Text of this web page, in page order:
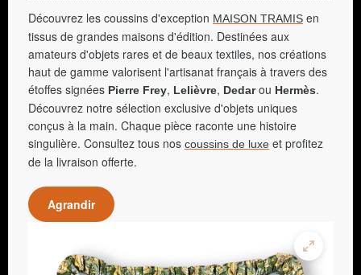
Découvrez les coussins d'exception MAISON TRAMIS en
tissus de grandes maisons d'édition. Destinées aux
amateurs d'objets rares et de beaux textiles, nos créations
haut de gamme valorisent l'artisanat français à travers des
étoffes signées Pierre Frey, Lelièvre, Dedarou Hermès.
Découvrez notre sélection exclusive d'objets uniques
conçus à la main. Chaque pièce raconte une histoire
singulière. Consultez tous nos coussins de luxe et profitez
de la livraison offerte.
Agrandir